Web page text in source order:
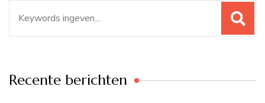
naar:
Recente berichten